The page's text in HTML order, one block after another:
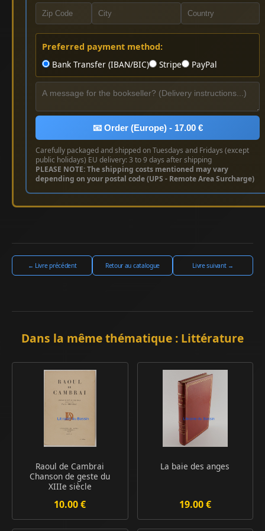
Preferred payment method:
Bank Transfer (IBAN/BIC)
Stripe PayPal
📧 Order (Europe) - 17.00 €
Carefully packaged and shipped on Tuesdays and Fridays (except
public holidays) EU delivery: 3 to 9 days after shipping
PLEASE NOTE: The shipping costs mentioned may vary
depending on your postal code (UPS - Remote Area Surcharge)
← Livre précédent Retour au catalogue Livre suivant →
Dans la même thématique : Littérature
Raoul de Cambrai
Chanson de geste du
XIIIe siècle
10.00 €
La baie des anges
19.00 €